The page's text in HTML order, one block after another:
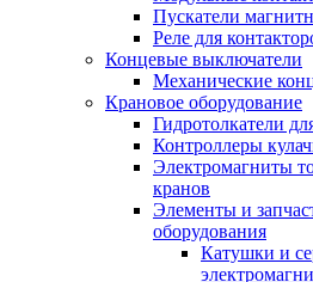
Пускатели
Реле для
Концевые выключатели
Механические
Крановое оборудование
Гидротолкатели
Контроллеры
Электромагниты
кранов
Элементы и
оборудования
Катушки и